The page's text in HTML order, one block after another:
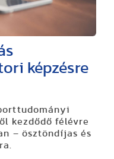
képzésre
kezdődő félévre
– ösztöndíjas és